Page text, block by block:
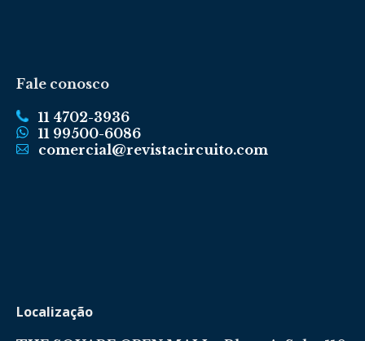
Fale conosco
11 4702-3936
11 99500-6086
comercial@revistacircuito.com
Localização